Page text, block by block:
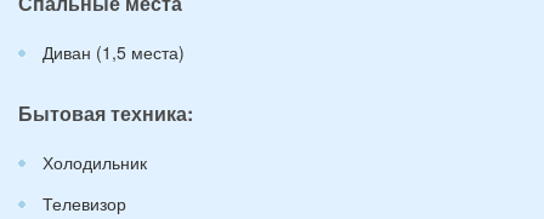
Диван (1,5 места)
Бытовая техника:
Холодильник
Телевизор